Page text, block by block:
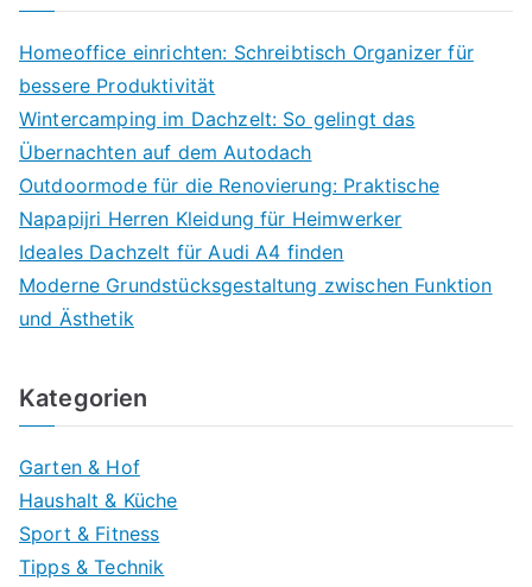
Homeoffice einrichten: Schreibtisch Organizer für
bessere Produktivität
Wintercamping im Dachzelt: So gelingt das
Übernachten auf dem Autodach
Outdoormode für die Renovierung: Praktische
Napapijri Herren Kleidung für Heimwerker
Ideales Dachzelt für Audi A4 finden
Moderne Grundstücksgestaltung zwischen Funktion
und Ästhetik
Kategorien
Garten & Hof
Haushalt & Küche
Sport & Fitness
Tipps & Technik